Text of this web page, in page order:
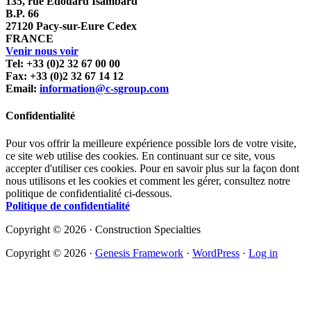
B.P. 66
27120 Pacy-sur-Eure Cedex
FRANCE
Venir nous voir
Tel: +33 (0)2 32 67 00 00
Fax: +33 (0)2 32 67 14 12
Email: information@c-sgroup.com
Confidentialité
Pour vos offrir la meilleure expérience possible lors de votre visite,
ce site web utilise des cookies. En continuant sur ce site, vous
accepter d'utiliser ces cookies. Pour en savoir plus sur la façon dont
nous utilisons et les cookies et comment les gérer, consultez notre
politique de confidentialité ci-dessous.
Politique de confidentialité
Copyright © 2026 · Construction Specialties
Copyright © 2026 · Genesis Framework · WordPress · Log in